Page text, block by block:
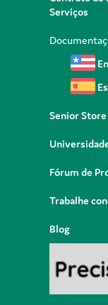
Serviços
Senior Store
Fórum de
Trabalhe
Blog